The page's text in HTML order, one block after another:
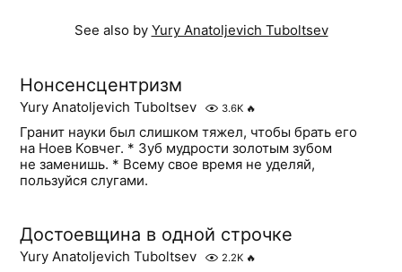
See also by Yury Anatoljevich Tuboltsev
Нонсенсцентризм
Yury Anatoljevich Tuboltsev 3.6K 🔥
Гранит науки был слишком тяжел, чтобы брать его
на Ноев Ковчег. * Зуб мудрости золотым зубом
не заменишь. * Всему свое время не уделяй,
пользуйся слугами.
Достоевщина в одной строчке
Yury Anatoljevich Tuboltsev 2.2K 🔥